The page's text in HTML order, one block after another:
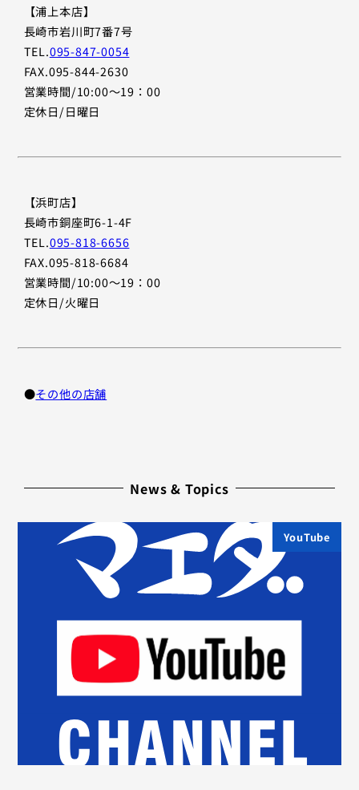
【浦上本店】
長崎市岩川町7番7号
TEL.095-847-0054
FAX.095-844-2630
営業時間/10:00〜19：00
定休日/日曜日
【浜町店】
長崎市銅座町6-1-4F
TEL.095-818-6656
FAX.095-818-6684
営業時間/10:00〜19：00
定休日/火曜日
●その他の店舗
News & Topics
YouTube